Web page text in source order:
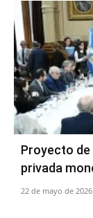
Proyecto de
privada
22 de mayo de 2026